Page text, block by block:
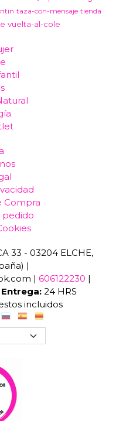
taza-con-mensaje tienda
vuelta-al-cole
Compra
pedido
33 - 03204 ELCHE,
|
| 606122230 |
24 HRS
incluidos